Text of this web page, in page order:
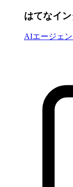
はてなイ
AIエージェ